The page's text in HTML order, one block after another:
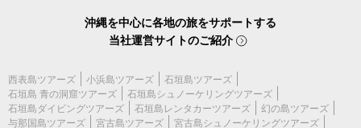
유명한 절경 포인트 『삼각점』(당점 선장이 명명!!!) 의 절벽 아래로
沖縄を中心に各地の旅をサポートする
当社運営サイトのご紹介
西表島ツアーズ 小浜島ツアーズ
石垣島ツアーズ
石垣島 青の洞窟ツアーズ
石垣島シュノーケリングツアーズ
石垣島ダイビングツアーズ
石垣島レンタカーツアーズ
幻の島ツアーズ
与那国島ツアーズ
宮古島ツアーズ 宮古島シュノーケリングツアーズ